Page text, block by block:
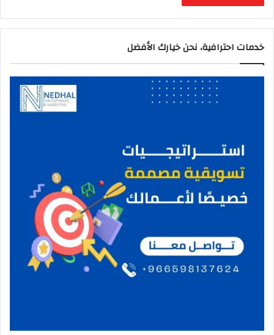
خدمات احترافية، نحن خيارك الأفضل